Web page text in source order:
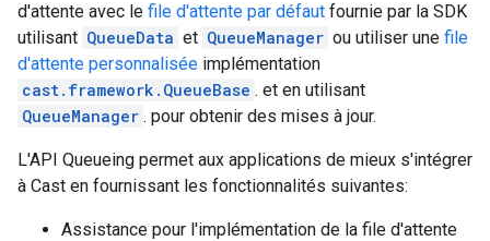
d'attente avec le file d'attente par défaut fournie par la SDK
utilisant QueueData et QueueManager ou utiliser une file
d'attente personnalisée implémentation
cast.framework.QueueBase . et en utilisant
QueueManager . pour obtenir des mises à jour.
L'API Queueing permet aux applications de mieux s'intégrer
à Cast en fournissant les fonctionnalités suivantes:
Assistance pour l'implémentation de la file d'attente